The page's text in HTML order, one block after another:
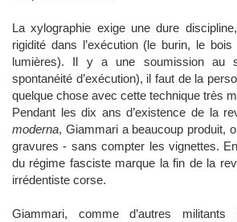
La xylographie exige une dure
rigidité dans l’exécution (le burin, le
lumières). Il y a une soumission au
spontanéité d’exécution), il faut de la
quelque chose avec cette technique très
Pendant les dix ans d’existence de la
moderna, Giammari a beaucoup produit,
gravures - sans compter les vignettes.
du régime fasciste marque la fin de la
irrédentiste corse.
Giammari, comme d’autres